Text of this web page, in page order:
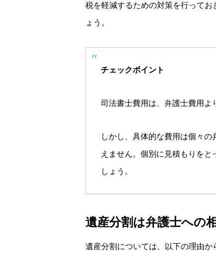
税を軽減するための対策を行って
ょう。
チェックポイント
司法書士費用は、弁護士費用よ
しかし、具体的な費用は個々
えません。個別に見積もりを
しょう。
遺産分割は弁護士への
遺産分割については、以下の理由か